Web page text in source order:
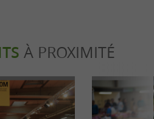
À PROXIMITÉ